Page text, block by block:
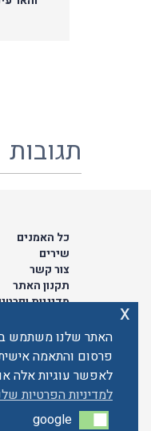
תגובות
כל האמנים
שירים
צור קשר
תקנון האתר
מדיניות
פרסום והתאמה
לאפשר עוגיות אלה
למדיניות הפרטיות
google
google
x